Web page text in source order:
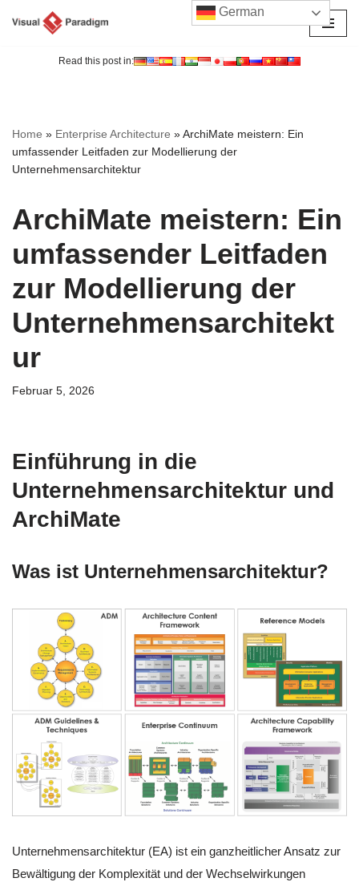
Read this post in:
Home » Enterprise Architecture »ArchiMate meistern: Ein
umfassender Leitfaden zur Modellierung der
Unternehmensarchitektur
ArchiMate meistern: Ein
umfassender Leitfaden
zur Modellierung der
Unternehmensarchitekt
ur
Februar 5, 2026
Einführung in die
Unternehmensarchitektur und
ArchiMate
Was ist Unternehmensarchitektur?
Unternehmensarchitektur (EA) ist ein ganzheitlicher Ansatz zur
Bewältigung der Komplexität und der Wechselwirkungen
German